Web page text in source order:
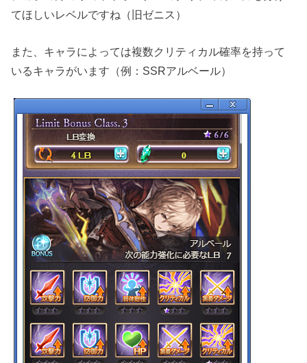
てほしいレベルですね（旧ゼニス）
また、キャラによっては複数クリティカル確率を持って
いるキャラがいます（例：SSRアルベール）